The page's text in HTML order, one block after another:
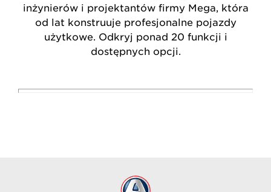
inżynierów i projektantów firmy Mega, która
od lat konstruuje profesjonalne pojazdy
użytkowe. Odkryj ponad 20 funkcji i
dostępnych opcji.